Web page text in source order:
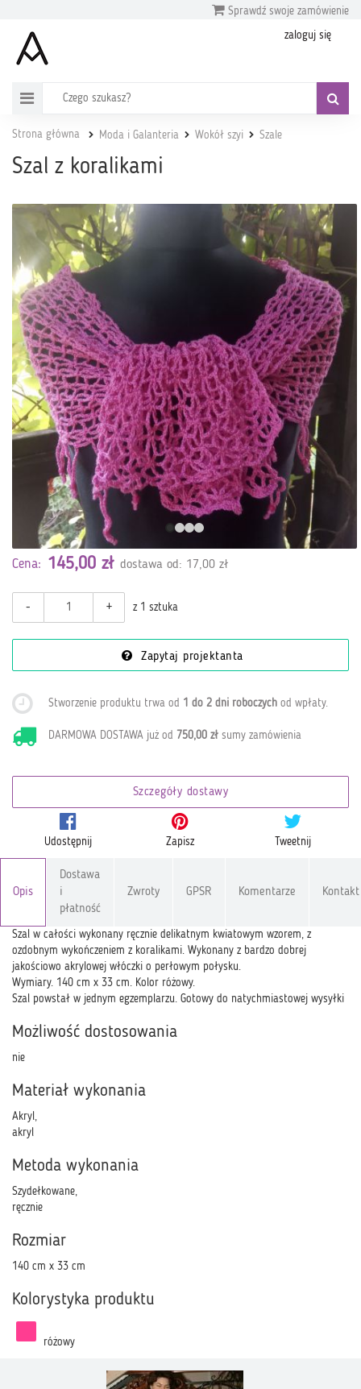
Sprawdź swoje zamówienie
zaloguj się
Strona główna Moda i Galanteria Wokół szyi Szale
Szal z koralikami
Cena: 145,00 zł dostawa od: 17,00 zł
- + z 1 sztuka
Zapytaj projektanta
Stworzenie produktu trwa od 1 do 2 dni roboczych od wpłaty.
DARMOWA DOSTAWA już od 750,00 zł sumy zamówienia
Szczegóły dostawy
Udostępnij Zapisz Tweetnij
Opis
Dostawa
i
płatność
Zwroty GPSR Komentarze Kontakt
Szal w całości wykonany ręcznie delikatnym kwiatowym wzorem, z
ozdobnym wykończeniem z koralikami. Wykonany z bardzo dobrej
jakościowo akrylowej włóczki o perłowym połysku.
Wymiary. 140 cm x 33 cm. Kolor różowy.
Szal powstał w jednym egzemplarzu. Gotowy do natychmiastowej wysyłki
Możliwość dostosowania
nie
Materiał wykonania
Akryl,
akryl
Metoda wykonania
Szydełkowane,
ręcznie
Rozmiar
140 cm x 33 cm
Kolorystyka produktu
różowy